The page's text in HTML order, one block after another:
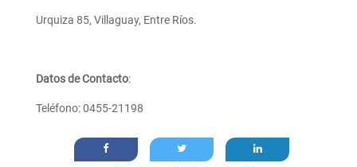
Urquiza 85, Villaguay, Entre Ríos.
Datos de Contacto:
Teléfono: 0455-21198